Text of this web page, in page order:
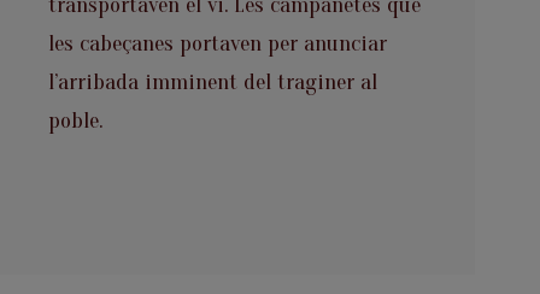
les cabeçanes portaven per anunciar
l’arribada imminent del traginer al
poble.